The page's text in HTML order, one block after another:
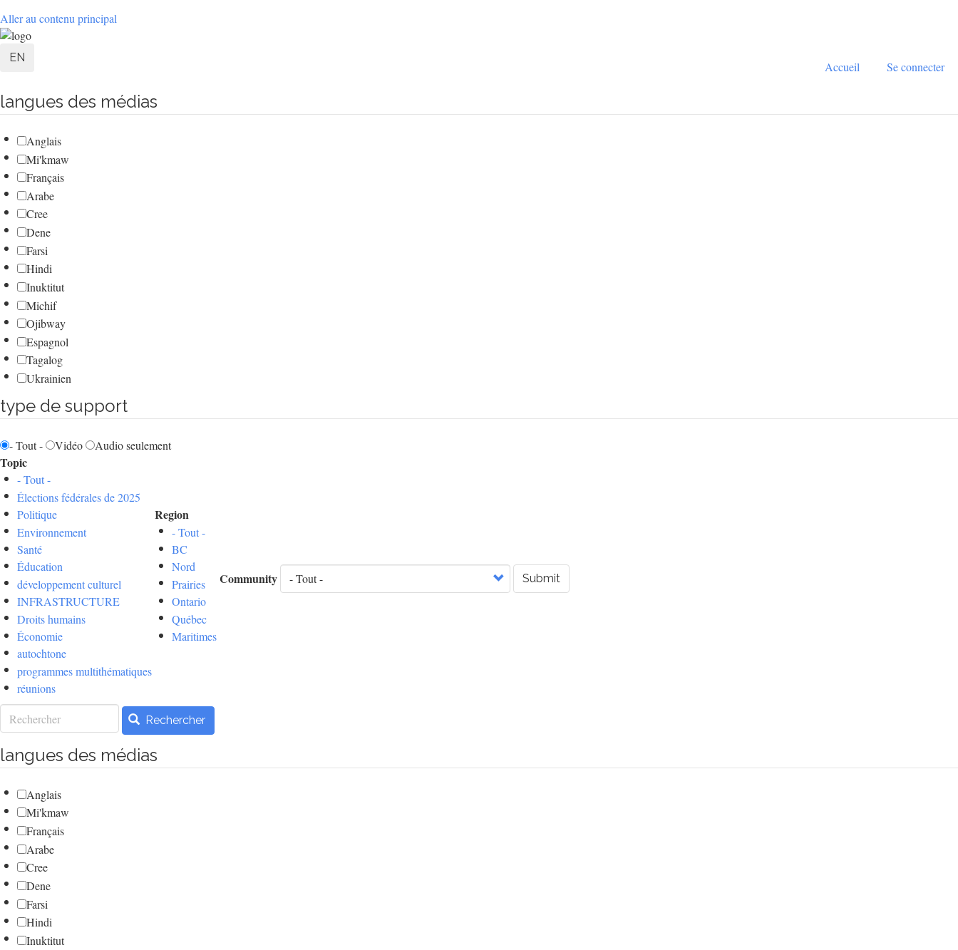
Aller au contenu principal
User
menu
Accueil Se connecter
EN
langues des médias
Anglais
Mi'kmaw
Français
Arabe
Cree
Dene
Farsi
Hindi
Inuktitut
Michif
Ojibway
Espagnol
Tagalog
Ukrainien
type de support
- Tout - Vidéo Audio seulement
Topic
- Tout -
Élections fédérales de 2025
Politique
Environnement
Santé
Éducation
développement culturel
INFRASTRUCTURE
Droits humains
Économie
autochtone
programmes multithématiques
réunions
Region
- Tout -
BC
Nord
Prairies
Ontario
Québec
Maritimes
Community Submit
Rechercher
Rechercher
langues des médias
Anglais
Mi'kmaw
Français
Arabe
Cree
Dene
Farsi
Hindi
Inuktitut